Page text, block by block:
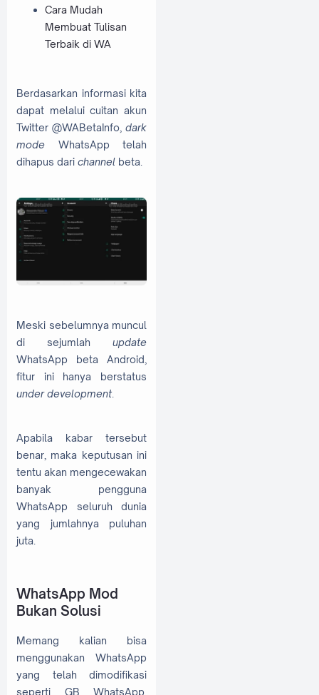
Cara Mudah
Membuat Tulisan
Terbaik di WA
Berdasarkan informasi kita
dapat melalui cuitan akun
Twitter @WABetaInfo, dark
mode WhatsApp telah
dihapus dari channel beta.
Meski sebelumnya muncul
di sejumlah update
WhatsApp beta Android,
fitur ini hanya berstatus
under development.
Apabila kabar tersebut
benar, maka keputusan ini
tentu akan mengecewakan
banyak pengguna
WhatsApp seluruh dunia
yang jumlahnya puluhan
juta.
WhatsApp Mod
Bukan Solusi
Memang kalian bisa
menggunakan WhatsApp
yang telah dimodifikasi
seperti GB WhatsApp,